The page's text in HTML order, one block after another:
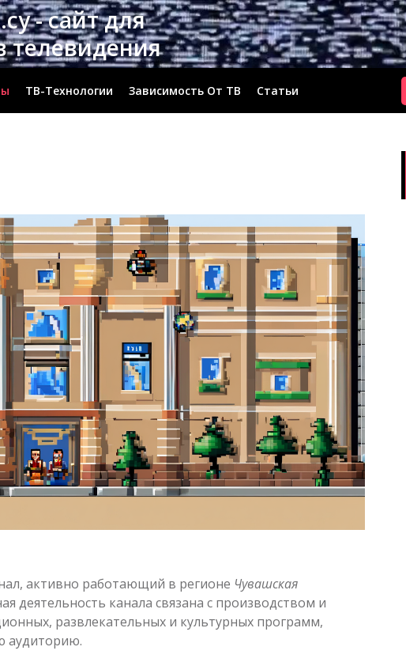
- сайт для
телевидения
ТВ-Технологии Зависимость От ТВ Статьи
активно работающий в регионе Чувашская
деятельность канала связана с производством и
развлекательных и культурных программ,
аудиторию.